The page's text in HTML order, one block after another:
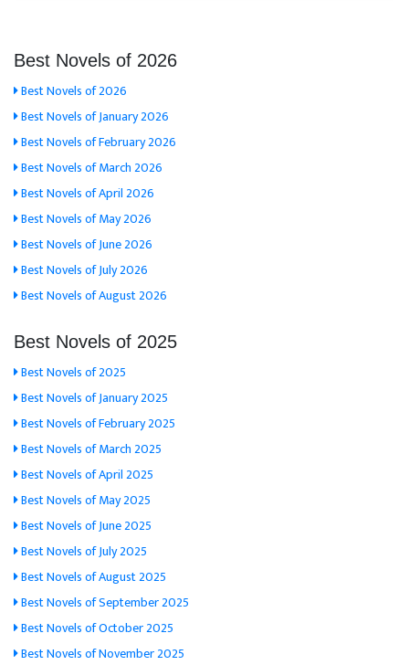
Best Novels of 2026
Best Novels of 2026
Best Novels of January 2026
Best Novels of February 2026
Best Novels of March 2026
Best Novels of April 2026
Best Novels of May 2026
Best Novels of June 2026
Best Novels of July 2026
Best Novels of August 2026
Best Novels of 2025
Best Novels of 2025
Best Novels of January 2025
Best Novels of February 2025
Best Novels of March 2025
Best Novels of April 2025
Best Novels of May 2025
Best Novels of June 2025
Best Novels of July 2025
Best Novels of August 2025
Best Novels of September 2025
Best Novels of October 2025
Best Novels of November 2025